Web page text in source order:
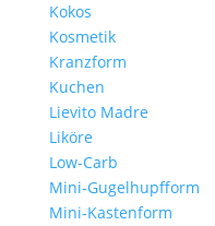
Kokos
Kosmetik
Kranzform
Kuchen
Lievito Madre
Liköre
Low-Carb
Mini-Gugelhupfform
Mini-Kastenform